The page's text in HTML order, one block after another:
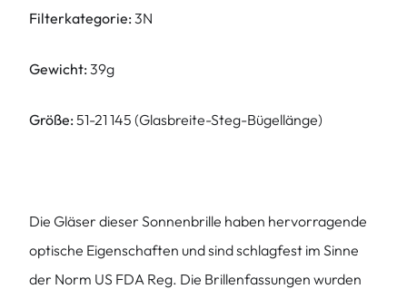
Filterkategorie: 3N
Gewicht: 39g
Größe: 51-21 145 (Glasbreite-Steg-Bügellänge)
Die Gläser dieser Sonnenbrille haben hervorragende
optische Eigenschaften und sind schlagfest im Sinne
der Norm US FDA Reg. Die Brillenfassungen wurden